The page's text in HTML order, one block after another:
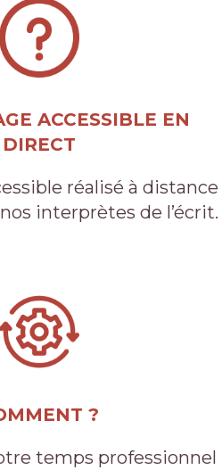
ACCESSIBLE EN
DIRECT
réalisé à distance
interprètes de l’écrit.
?
temps professionnel